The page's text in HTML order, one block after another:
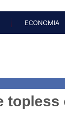
ECONOMIA
topless